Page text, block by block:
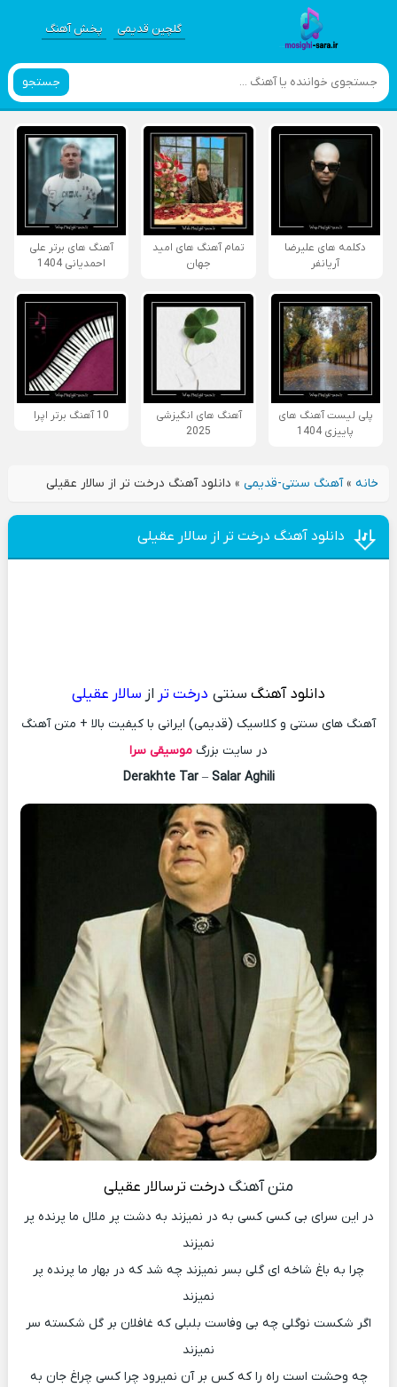
گلچین قدیمی پخش آهنگ
جستجو
دکلمه های علیرضا
آریانفر
تمام آهنگ های امید
جهان
آهنگ های برتر علی
احمدیانی 1404
پلی لیست آهنگ های
پاییزی 1404
آهنگ های انگیزشی
2025
10 آهنگ برتر اپرا
خانه»آهنگ سنتی-قدیمی» دانلود آهنگ درخت تر از سالار عقیلی
دانلود آهنگ درخت تر از سالار عقیلی
دانلود آهنگ سنتی درخت تر از سالار عقیلی
آهنگ های سنتی و کلاسیک (قدیمی) ایرانی با کیفیت بالا + متن آهنگ
در سایت بزرگ موسیقی سرا
Derakhte Tar– Salar Aghili
متن آهنگ درخت ترسالار عقیلی
در این سرای بی کسی کسی به در نمیزند به دشت پر ملال ما پرنده پر
نمیزند
چرا به باغ شاخه ای گلی بسر نمیزند چه شد که در بهار ما پرنده پر
نمیزند
اگر شکست نوگلی چه بی وفاست بلبلی که غافلان بر گل شکسته سر
نمیزند
چه وحشت است راه را که کس بر آن نمیرود چرا کسی چراغ جان به